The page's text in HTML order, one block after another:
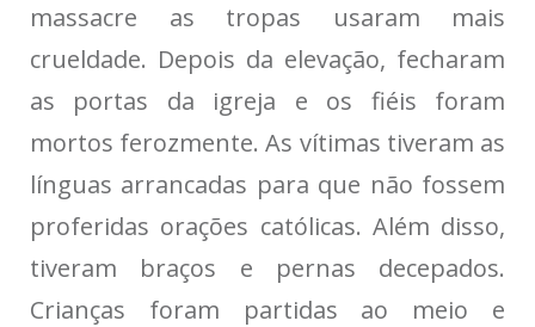
massacre as tropas usaram mais
crueldade. Depois da elevação, fecharam
as portas da igreja e os fiéis foram
mortos ferozmente. As vítimas tiveram as
línguas arrancadas para que não fossem
proferidas orações católicas. Além disso,
tiveram braços e pernas decepados.
Crianças foram partidas ao meio e